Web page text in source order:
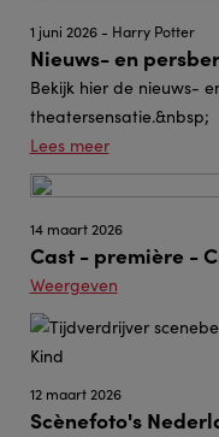
1 juni 2026 - Harry Potter
Nieuws- en
Bekijk hier de nieuws-
theatersensatie.&nbsp;
Lees meer
14 maart 2026
Cast - première -
Weergeven
12 maart 2026
Scènefoto's